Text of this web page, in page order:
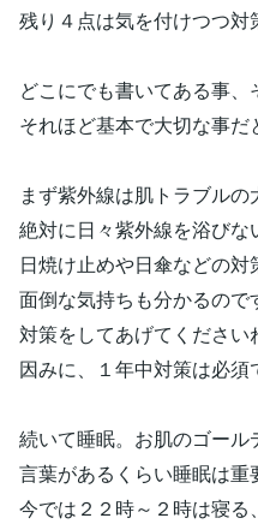
残り４点は気を付けつつ対
どこにでも書いてある事
それほど基本で大切な事だ
まず紫外線は肌トラブルの
絶対に日々紫外線を浴び
日焼け止めや日傘などの対
面倒な気持ちも分かるので
対策をしてあげてください
因みに、１年中対策は必須
続いて睡眠。お肌のゴール
言葉があるくらい睡眠は重
今では２２時～２時は寝る